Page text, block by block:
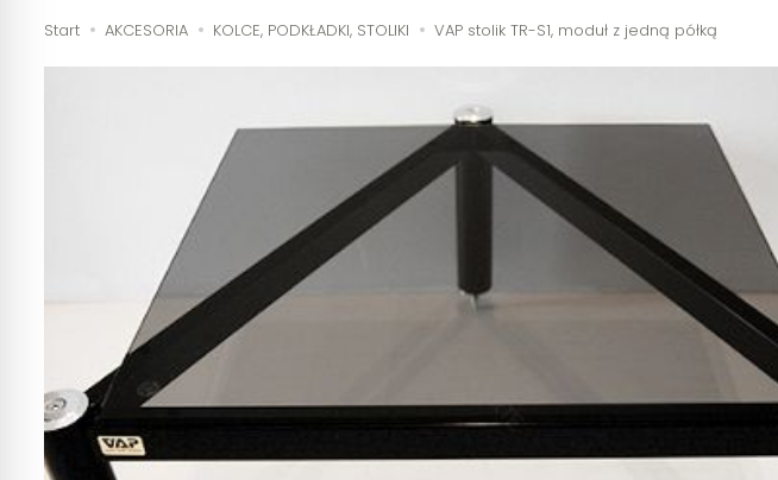
Start AKCESORIA KOLCE, PODKŁADKI, STOLIKI VAP stolik TR-S1, moduł z jedną półką